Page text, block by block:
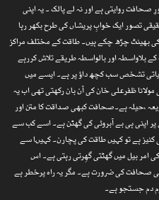
روایتی ہے اور نہ لے پالک ۔ یہ اپنی
تصور ایک خوابِ پریشاں کی طرح بکھر رہا
بھینٹ چڑھ چکے ہیں۔ طاقت کے مختلف مراکز
بلاواسطہ اور بالواسطہ طریقے تلاش کررہے
تشخص سب کچھ داؤ پر ہے۔ ایسے میں
ظفرعلی خان کی آن بان رکھتی تھی اب یہ
،حیلہ ہے۔صحافت کبھی صداقت کا متن اور
اپنی ہی بے آبروئی کی گھٹن ہے۔ اسے کب سے
کنیز ہے تو کہیں طاقت کی پچارن۔ کہیںا سے
امر بیل میں گھٹتی گھِرتی رہتی ہے۔ اس
کی ضرورت ہے۔ مگر یہ راہ پرخطر ہے
دم جستجو ہے۔